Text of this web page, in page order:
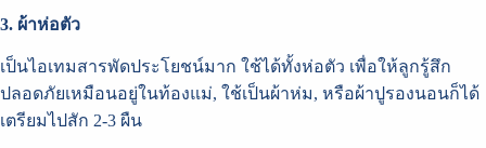
3. ผ้าห่อตัว
เป็นไอเทมสารพัดประโยชน์มาก ใช้ได้ทั้งห่อตัว เพื่อให้ลูกรู้สึก
ปลอดภัยเหมือนอยู่ในท้องแม่, ใช้เป็นผ้าห่ม, หรือผ้าปูรองนอนก็ได้
เตรียมไปสัก 2-3 ผืน